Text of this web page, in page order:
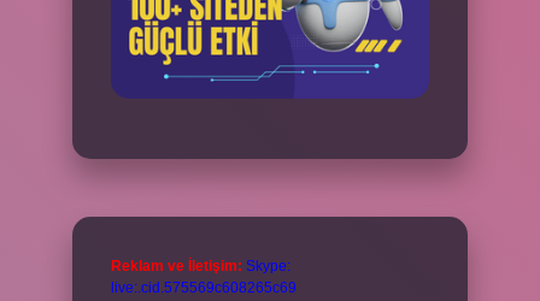
Reklam ve İletişim: Skype:
live:.cid.575569c608265c69